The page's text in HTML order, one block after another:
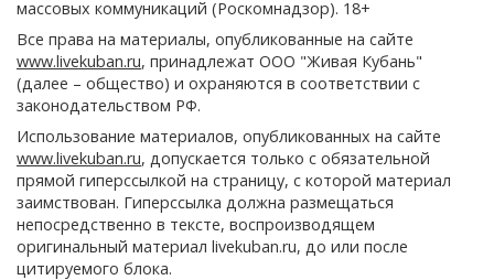
массовых коммуникаций (Роскомнадзор). 18+
Все права на материалы, опубликованные на сайте
www.livekuban.ru, принадлежат ООО "Живая Кубань"
(далее – общество) и охраняются в соответствии с
законодательством РФ.
Использование материалов, опубликованных на сайте
www.livekuban.ru, допускается только с обязательной
прямой гиперссылкой на страницу, с которой материал
заимствован. Гиперссылка должна размещаться
непосредственно в тексте, воспроизводящем
оригинальный материал livekuban.ru, до или после
цитируемого блока.